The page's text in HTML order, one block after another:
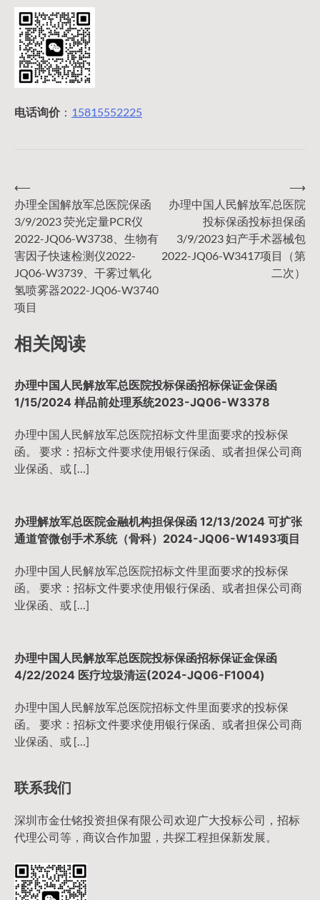
电话询价： 15815552225
文
章
导
航
⟵
办理全国解放军总医院保函
3/9/2023 荧光定量PCR仪
2022-JQ06-W3738、生物有
害因子快速检测仪2022-
JQ06-W3739、干雾过氧化
氢喷雾器2022-JQ06-W3740
项目
办理中国人民解放军总医院
投标保函投标担保函
3/9/2023 妇产手术器械包
2022-JQ06-W3417项目（第
二次）
⟶
相关阅读
办理中国人民解放军总医院投标保函招标保证金保函
1/15/2024 样品前处理系统2023-JQ06-W3378
办理中国人民解放军总医院招标文件里面要求的投标保
函。 要求：招标文件要求使用银行保函、或者担保公司商
业保函、或 […]
办理解放军总医院金融机构担保保函 12/13/2024 可扩张
通道管微创手术系统（骨科）2024-JQ06-W1493项目
办理中国人民解放军总医院招标文件里面要求的投标保
函。 要求：招标文件要求使用银行保函、或者担保公司商
业保函、或 […]
办理中国人民解放军总医院投标保函招标保证金保函
4/22/2024 医疗垃圾清运(2024-JQ06-F1004)
办理中国人民解放军总医院招标文件里面要求的投标保
函。 要求：招标文件要求使用银行保函、或者担保公司商
业保函、或 […]
联系我们
深圳市金仕铭投资担保有限公司欢迎广大投标公司，招标
代理公司等，商议合作加盟，共探工程担保新发展。